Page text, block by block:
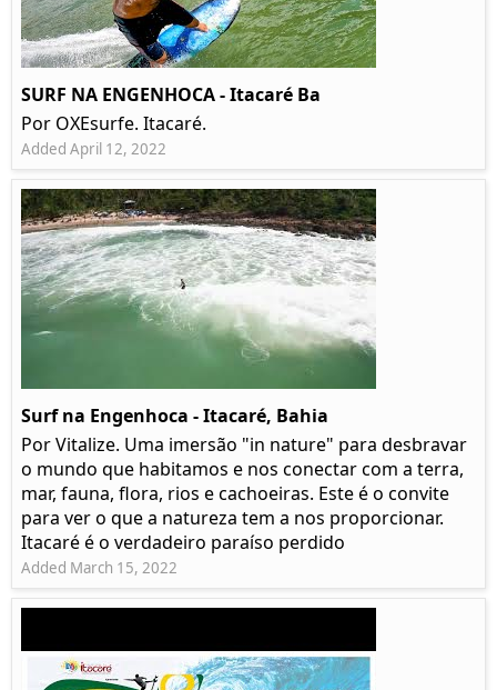
SURF NA ENGENHOCA - Itacaré Ba
Por OXEsurfe. Itacaré.
Added April 12, 2022
Surf na Engenhoca - Itacaré, Bahia
Por Vitalize. Uma imersão "in nature" para desbravar
o mundo que habitamos e nos conectar com a terra,
mar, fauna, flora, rios e cachoeiras. Este é o convite
para ver o que a natureza tem a nos proporcionar.
Itacaré é o verdadeiro paraíso perdido
Added March 15, 2022